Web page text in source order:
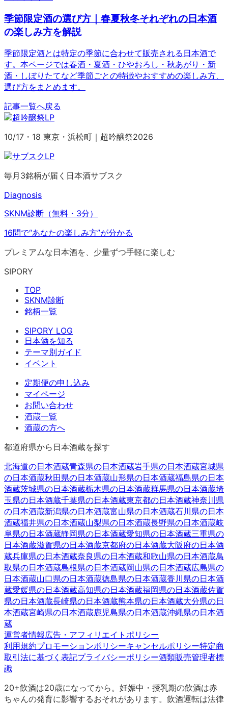
季節限定酒の選び方｜春夏秋冬それぞれの日本酒
の楽しみ方を解説
季節限定酒とは特定の季節に合わせて販売される日本酒で
す。本ページでは春酒・夏酒・ひやおろし・秋あがり・新
酒・しぼりたてなど季節ごとの特徴やおすすめの楽しみ方、
選び方をまとめます。
記事一覧へ戻る
10/17・18 東京・浜松町｜超吟醸祭2026
毎月3銘柄が届く日本酒サブスク
Diagnosis
SKNM診断（無料・3分）
16問で“あなたの楽しみ方”が分かる
プレミアムな日本酒を、少量ずつ手軽に楽しむ
SIPORY
TOP
SKNM診断
銘柄一覧
SIPORY LOG
日本酒を知る
テーマ別ガイド
イベント
定期便の申し込み
マイページ
お問い合わせ
酒蔵一覧
酒蔵の方へ
都道府県から日本酒蔵を探す
北海道の日本酒蔵青森県の日本酒蔵岩手県の日本酒蔵宮城県
の日本酒蔵秋田県の日本酒蔵山形県の日本酒蔵福島県の日本
酒蔵茨城県の日本酒蔵栃木県の日本酒蔵群馬県の日本酒蔵埼
玉県の日本酒蔵千葉県の日本酒蔵東京都の日本酒蔵神奈川県
の日本酒蔵新潟県の日本酒蔵富山県の日本酒蔵石川県の日本
酒蔵福井県の日本酒蔵山梨県の日本酒蔵長野県の日本酒蔵岐
阜県の日本酒蔵静岡県の日本酒蔵愛知県の日本酒蔵三重県の
日本酒蔵滋賀県の日本酒蔵京都府の日本酒蔵大阪府の日本酒
蔵兵庫県の日本酒蔵奈良県の日本酒蔵和歌山県の日本酒蔵鳥
取県の日本酒蔵島根県の日本酒蔵岡山県の日本酒蔵広島県の
日本酒蔵山口県の日本酒蔵徳島県の日本酒蔵香川県の日本酒
蔵愛媛県の日本酒蔵高知県の日本酒蔵福岡県の日本酒蔵佐賀
県の日本酒蔵長崎県の日本酒蔵熊本県の日本酒蔵大分県の日
本酒蔵宮崎県の日本酒蔵鹿児島県の日本酒蔵沖縄県の日本酒
蔵
運営者情報広告・アフィリエイトポリシー
利用規約プロモーションポリシーキャンセルポリシー特定商
取引法に基づく表記プライバシーポリシー酒類販売管理者標
識
20+飲酒は20歳になってから。妊娠中・授乳期の飲酒は赤
ちゃんの発育に影響するおそれがあります。飲酒運転は法律